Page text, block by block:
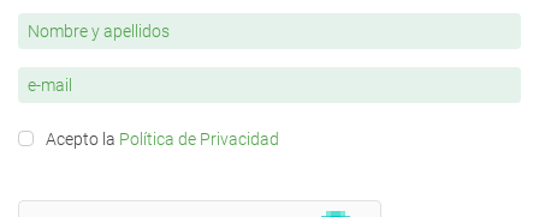
Acepto la Política de Privacidad